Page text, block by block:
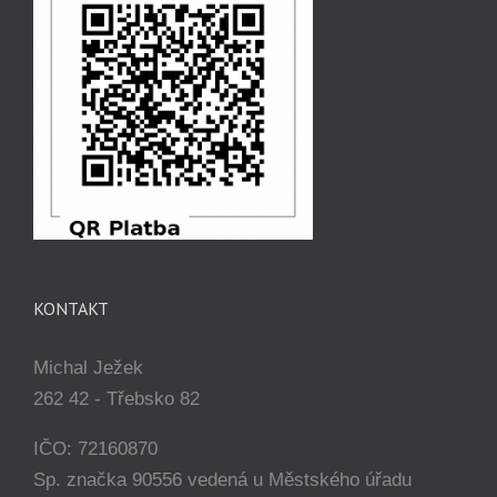
KONTAKT
Michal Ježek
262 42 - Třebsko 82
IČO: 72160870
Sp. značka 90556 vedená u Městského úřadu